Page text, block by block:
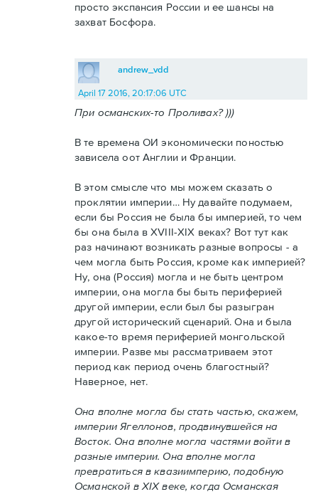
просто экспансия России и ее шансы на
захват Босфора.
andrew_vdd
April 17 2016, 20:17:06 UTC
При османских-то Проливах? )))
В те времена ОИ экономически поностью
зависела оот Англии и Франции.
В этом смысле что мы можем сказать о
проклятии империи… Ну давайте подумаем,
если бы Россия не была бы империей, то чем
бы она была в XVIII-XIX веках? Вот тут как
раз начинают возникать разные вопросы - а
чем могла быть Россия, кроме как империей?
Ну, она (Россия) могла и не быть центром
империи, она могла бы быть периферией
другой империи, если был бы разыгран
другой исторический сценарий. Она и была
какое-то время периферией монгольской
империи. Разве мы рассматриваем этот
период как период очень благостный?
Наверное, нет.
Она вполне могла бы стать частью, скажем,
империи Ягеллонов, продвинувшейся на
Восток. Она вполне могла частями войти в
разные империи. Она вполне могла
превратиться в квазиимперию, подобную
Османской в XIX веке, когда Османская